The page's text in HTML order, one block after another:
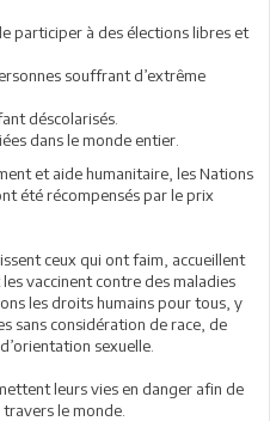
participer à des élections libres et
souffrant d’extrême
déscolarisés.
dans le monde entier.
et aide humanitaire, les Nations
été récompensés par le prix
ceux qui ont faim, accueillent
vaccinent contre des maladies
les droits humains pour tous, y
sans considération de race, de
sexuelle.
leurs vies en danger afin de
le monde.